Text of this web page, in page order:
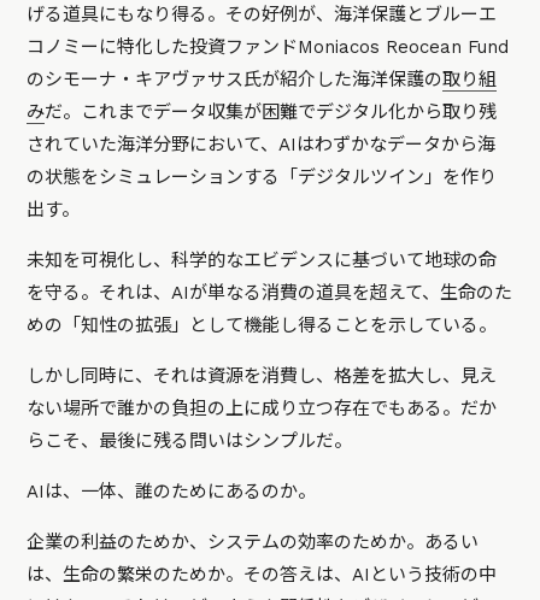
げる道具にもなり得る。その好例が、海洋保護とブルーエ
コノミーに特化した投資ファンドMoniacos Reocean Fund
のシモーナ・キアヴァサス氏が紹介した海洋保護の取り組
みだ。これまでデータ収集が困難でデジタル化から取り残
されていた海洋分野において、AIはわずかなデータから海
の状態をシミュレーションする「デジタルツイン」を作り
出す。
未知を可視化し、科学的なエビデンスに基づいて地球の命
を守る。それは、AIが単なる消費の道具を超えて、生命のた
めの「知性の拡張」として機能し得ることを示している。
しかし同時に、それは資源を消費し、格差を拡大し、見え
ない場所で誰かの負担の上に成り立つ存在でもある。だか
らこそ、最後に残る問いはシンプルだ。
AIは、一体、誰のためにあるのか。
企業の利益のためか、システムの効率のためか。あるい
は、生命の繁栄のためか。その答えは、AIという技術の中